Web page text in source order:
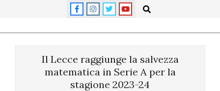
Search
Il Lecce raggiunge la salvezza
matematica in Serie A per la
stagione 2023-24